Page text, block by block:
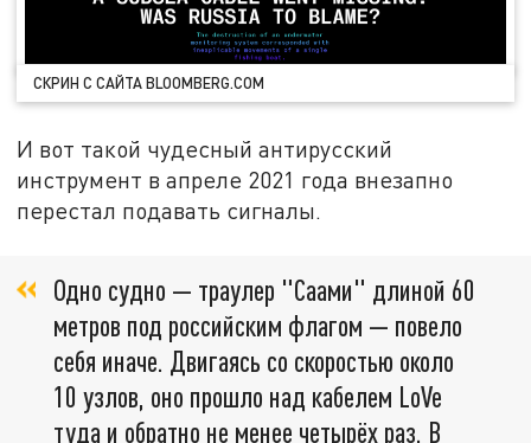
СКРИН С САЙТА BLOOMBERG.COM
И вот такой чудесный антирусский
инструмент в апреле 2021 года внезапно
перестал подавать сигналы.
Одно судно — траулер "Саами" длиной 60
метров под российским флагом — повело
себя иначе. Двигаясь со скоростью около
10 узлов, оно прошло над кабелем LoVe
туда и обратно не менее четырёх раз. В